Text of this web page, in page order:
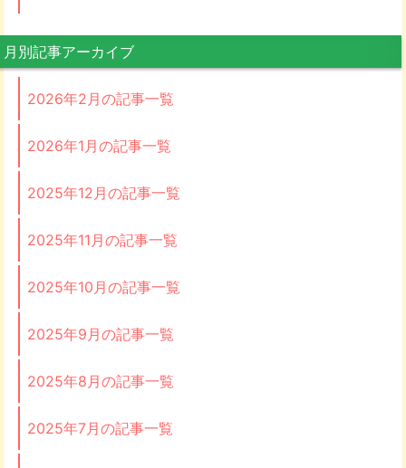
月別記事アーカイブ
2026年2月の記事一覧
2026年1月の記事一覧
2025年12月の記事一覧
2025年11月の記事一覧
2025年10月の記事一覧
2025年9月の記事一覧
2025年8月の記事一覧
2025年7月の記事一覧